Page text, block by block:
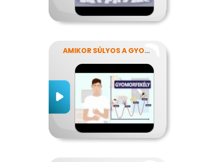
AMIKOR SÚLYOS A GYOMORFÁJÁS